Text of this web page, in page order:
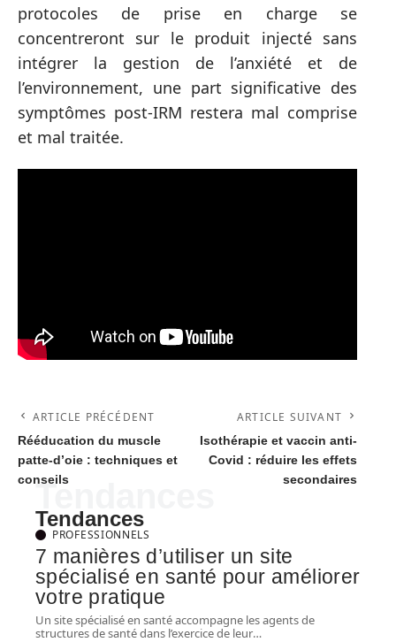
protocoles de prise en charge se
concentreront sur le produit injecté sans
intégrer la gestion de l’anxiété et de
l’environnement, une part significative des
symptômes post-IRM restera mal comprise
et mal traitée.
ARTICLE PRÉCÉDENT
Rééducation du muscle
patte-d’oie : techniques et
conseils
ARTICLE SUIVANT
Isothérapie et vaccin anti-
Covid : réduire les effets
secondaires
Tendances
Tendances
PROFESSIONNELS
7 manières d’utiliser un site
spécialisé en santé pour améliorer
votre pratique
Un site spécialisé en santé accompagne les agents de
structures de santé dans l’exercice de leur…